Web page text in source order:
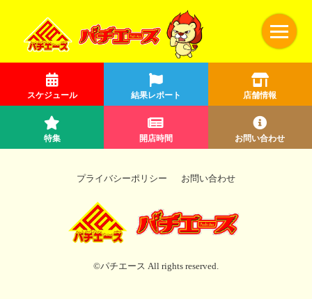
スケジュール 結果レポート 店舗情報
特集 開店時間 お問い合わせ
プライバシーポリシー お問い合わせ
©パチエース All rights reserved.